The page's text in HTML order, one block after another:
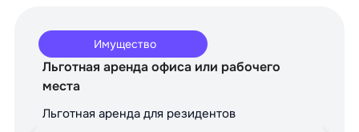
Имущество
Льготная аренда офиса или рабочего
места
Льготная аренда для резидентов